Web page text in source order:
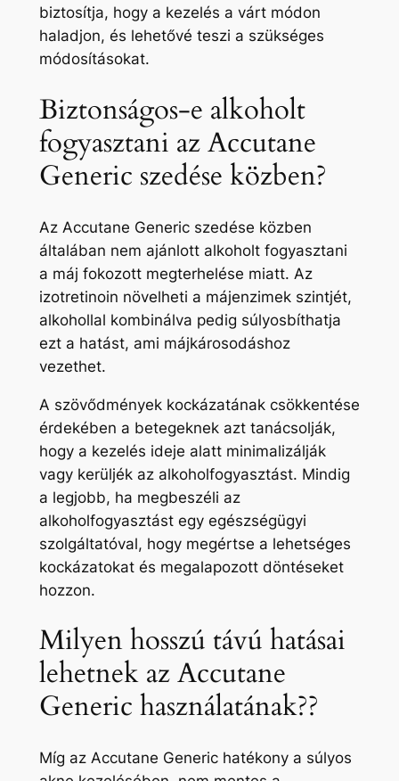
biztosítja, hogy a kezelés a várt módon
haladjon, és lehetővé teszi a szükséges
módosításokat.
Biztonságos-e alkoholt
fogyasztani az Accutane
Generic szedése közben?
Az Accutane Generic szedése közben
általában nem ajánlott alkoholt fogyasztani
a máj fokozott megterhelése miatt. Az
izotretinoin növelheti a májenzimek szintjét,
alkohollal kombinálva pedig súlyosbíthatja
ezt a hatást, ami májkárosodáshoz
vezethet.
A szövődmények kockázatának csökkentése
érdekében a betegeknek azt tanácsolják,
hogy a kezelés ideje alatt minimalizálják
vagy kerüljék az alkoholfogyasztást. Mindig
a legjobb, ha megbeszéli az
alkoholfogyasztást egy egészségügyi
szolgáltatóval, hogy megértse a lehetséges
kockázatokat és megalapozott döntéseket
hozzon.
Milyen hosszú távú hatásai
lehetnek az Accutane
Generic használatának??
Míg az Accutane Generic hatékony a súlyos